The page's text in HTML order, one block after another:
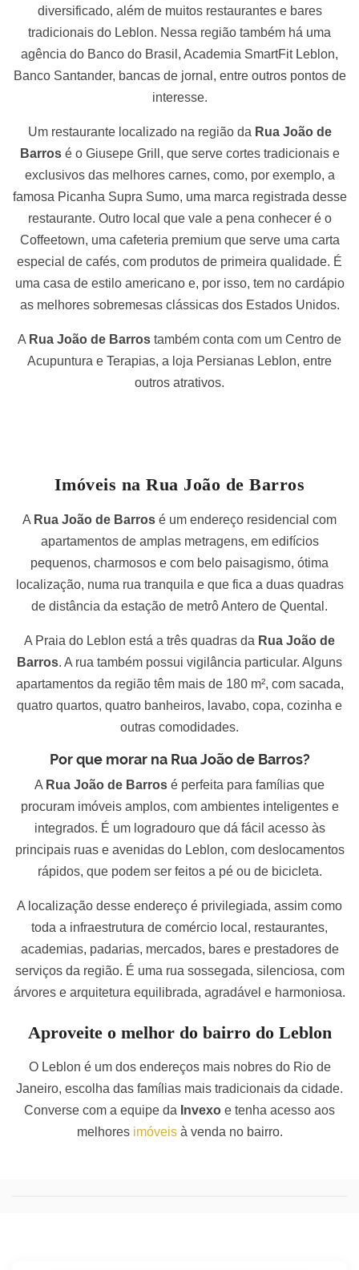
diversificado, além de muitos restaurantes e bares
tradicionais do Leblon. Nessa região também há uma
agência do Banco do Brasil, Academia SmartFit Leblon,
Banco Santander, bancas de jornal, entre outros pontos de
interesse.
Um restaurante localizado na região da Rua João de
Barros é o Giusepe Grill, que serve cortes tradicionais e
exclusivos das melhores carnes, como, por exemplo, a
famosa Picanha Supra Sumo, uma marca registrada desse
restaurante. Outro local que vale a pena conhecer é o
Coffeetown, uma cafeteria premium que serve uma carta
especial de cafés, com produtos de primeira qualidade. É
uma casa de estilo americano e, por isso, tem no cardápio
as melhores sobremesas clássicas dos Estados Unidos.
A Rua João de Barros também conta com um Centro de
Acupuntura e Terapias, a loja Persianas Leblon, entre
outros atrativos.
Imóveis na Rua João de Barros
A Rua João de Barros é um endereço residencial com
apartamentos de amplas metragens, em edifícios
pequenos, charmosos e com belo paisagismo, ótima
localização, numa rua tranquila e que fica a duas quadras
de distância da estação de metrô Antero de Quental.
A Praia do Leblon está a três quadras da Rua João de
Barros. A rua também possui vigilância particular. Alguns
apartamentos da região têm mais de 180 m², com sacada,
quatro quartos, quatro banheiros, lavabo, copa, cozinha e
outras comodidades.
Por que morar na Rua João de Barros?
A Rua João de Barros é perfeita para famílias que
procuram imóveis amplos, com ambientes inteligentes e
integrados. É um logradouro que dá fácil acesso às
principais ruas e avenidas do Leblon, com deslocamentos
rápidos, que podem ser feitos a pé ou de bicicleta.
A localização desse endereço é privilegiada, assim como
toda a infraestrutura de comércio local, restaurantes,
academias, padarias, mercados, bares e prestadores de
serviços da região. É uma rua sossegada, silenciosa, com
árvores e arquitetura equilibrada, agradável e harmoniosa.
Aproveite o melhor do bairro do Leblon
O Leblon é um dos endereços mais nobres do Rio de
Janeiro, escolha das famílias mais tradicionais da cidade.
Converse com a equipe da Invexo e tenha acesso aos
melhores imóveisà venda no bairro.